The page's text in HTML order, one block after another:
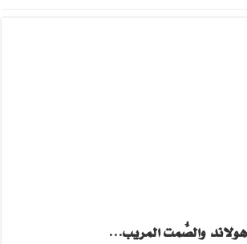
والصّمت المُريب…